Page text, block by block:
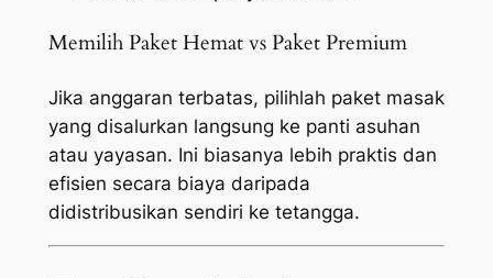
Memilih Paket Hemat vs Paket Premium
Jika anggaran terbatas, pilihlah paket masak
yang disalurkan langsung ke panti asuhan
atau yayasan. Ini biasanya lebih praktis dan
efisien secara biaya daripada
didistribusikan sendiri ke tetangga.